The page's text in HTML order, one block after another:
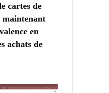
cartes de
maintenant
en
achats de